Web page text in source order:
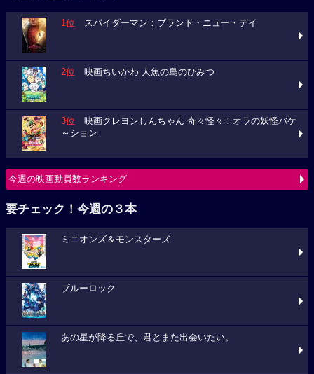
1位 スパイダーマン：ブランド・ニュー・デイ
2位 映画ちいかわ 人魚の島のひみつ
3位 映画クレヨンしんちゃん 奇々怪々！オラの妖怪バケ
～ション
今週の映画動員数ランキング
要チェック！今週の３本
ミニオンズ＆モンスターズ
ブルーロック
あの星が降る丘で、君とまた出会いたい。